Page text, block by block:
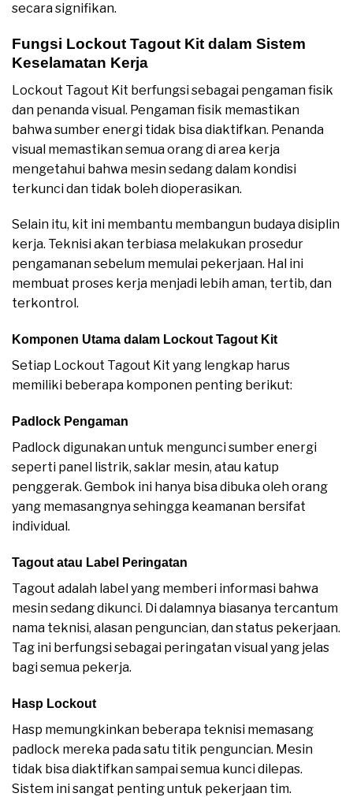
secara signifikan.
Fungsi Lockout Tagout Kit dalam Sistem
Keselamatan Kerja
Lockout Tagout Kit berfungsi sebagai pengaman fisik
dan penanda visual. Pengaman fisik memastikan
bahwa sumber energi tidak bisa diaktifkan. Penanda
visual memastikan semua orang di area kerja
mengetahui bahwa mesin sedang dalam kondisi
terkunci dan tidak boleh dioperasikan.
Selain itu, kit ini membantu membangun budaya disiplin
kerja. Teknisi akan terbiasa melakukan prosedur
pengamanan sebelum memulai pekerjaan. Hal ini
membuat proses kerja menjadi lebih aman, tertib, dan
terkontrol.
Komponen Utama dalam Lockout Tagout Kit
Setiap Lockout Tagout Kit yang lengkap harus
memiliki beberapa komponen penting berikut:
Padlock Pengaman
Padlock digunakan untuk mengunci sumber energi
seperti panel listrik, saklar mesin, atau katup
penggerak. Gembok ini hanya bisa dibuka oleh orang
yang memasangnya sehingga keamanan bersifat
individual.
Tagout atau Label Peringatan
Tagout adalah label yang memberi informasi bahwa
mesin sedang dikunci. Di dalamnya biasanya tercantum
nama teknisi, alasan penguncian, dan status pekerjaan.
Tag ini berfungsi sebagai peringatan visual yang jelas
bagi semua pekerja.
Hasp Lockout
Hasp memungkinkan beberapa teknisi memasang
padlock mereka pada satu titik penguncian. Mesin
tidak bisa diaktifkan sampai semua kunci dilepas.
Sistem ini sangat penting untuk pekerjaan tim.